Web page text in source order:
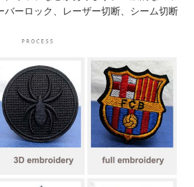
バーロック、レーザー切断、シーム切断